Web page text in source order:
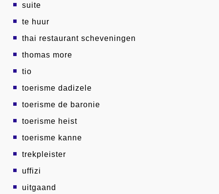
suite
te huur
thai restaurant scheveningen
thomas more
tio
toerisme dadizele
toerisme de baronie
toerisme heist
toerisme kanne
trekpleister
uffizi
uitgaand